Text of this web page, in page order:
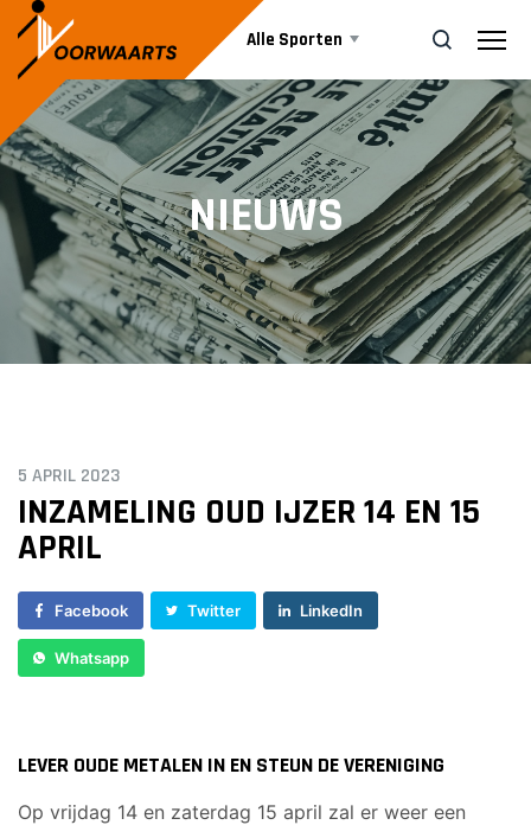
Alle Sporten
Nieuws
Events
Business
Ledenshop
ZOEK
NIEUWS
5 APRIL 2023
INZAMELING OUD IJZER 14 EN 15
APRIL
Facebook Twitter LinkedIn
Whatsapp
LEVER OUDE METALEN IN EN STEUN DE VERENIGING
Op vrijdag 14 en zaterdag 15 april zal er weer een